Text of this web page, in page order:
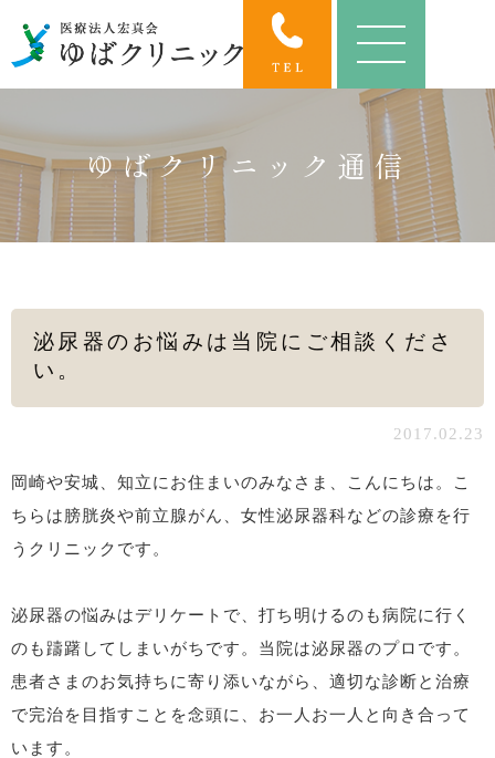
ゆばクリニック通信
泌尿器のお悩みは当院にご相談くださ
い。
2017.02.23
岡崎や安城、知立にお住まいのみなさま、こんにちは。こ
ちらは膀胱炎や前立腺がん、女性泌尿器科などの診療を行
うクリニックです。
泌尿器の悩みはデリケートで、打ち明けるのも病院に行く
のも躊躇してしまいがちです。当院は泌尿器のプロです。
患者さまのお気持ちに寄り添いながら、適切な診断と治療
で完治を目指すことを念頭に、お一人お一人と向き合って
います。